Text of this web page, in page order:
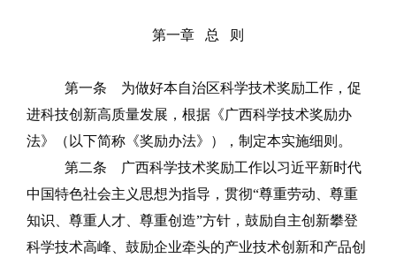
数据专题
第一章 总 则
第一条
为做好本自治区科学技术奖励工作，促
进科技创新高质量发展，根据《广西科学技术奖励办
法》（以下简称《奖励办法》），制定本实施细则。
第二条
广西科学技术奖励工作以习近平新时代
中国特色社会主义思想为指导 ，贯彻“尊重劳动、尊重
知识、尊重人才、尊重创造”方针，鼓励自主创新攀登
科学技术高峰、 鼓励企业牵头的产业技术创新和产品创